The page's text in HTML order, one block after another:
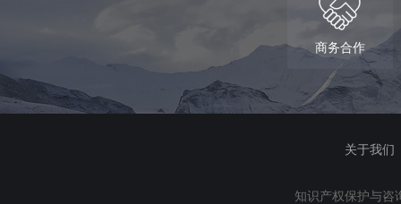
商务合作
关于我们
知识产权保护与咨